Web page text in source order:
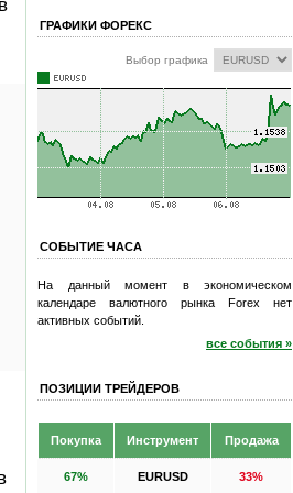
ГРАФИКИ ФОРЕКС
Выбор графика
СОБЫТИЕ ЧАСА
На данный момент в экономическом
календаре валютного рынка Forex нет
активных событий.
все события »
ПОЗИЦИИ ТРЕЙДЕРОВ
Покупка Инструмент Продажа
67% EURUSD 33%